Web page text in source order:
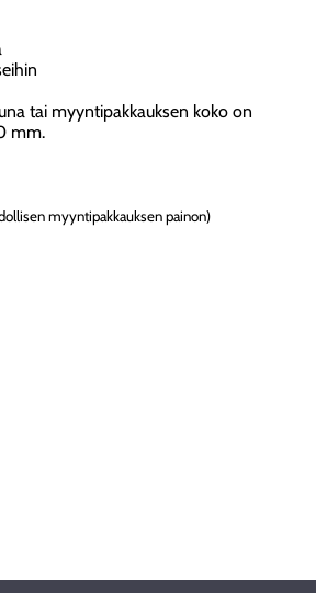
tai myyntipakkauksen koko on
mm.
myyntipakkauksen painon)